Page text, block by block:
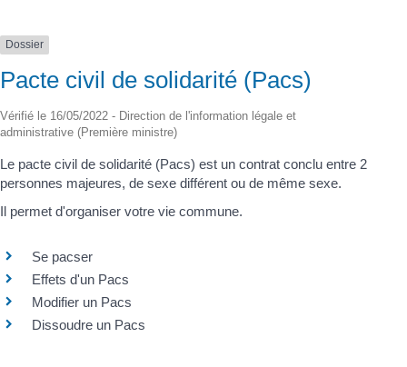
Dossier
Pacte civil de solidarité (Pacs)
Vérifié le 16/05/2022 - Direction de l'information légale et
administrative (Première ministre)
Le pacte civil de solidarité (Pacs) est un contrat conclu entre 2
personnes majeures, de sexe différent ou de même sexe.
Il permet d'organiser votre vie commune.
Se pacser
Effets d'un Pacs
Modifier un Pacs
Dissoudre un Pacs